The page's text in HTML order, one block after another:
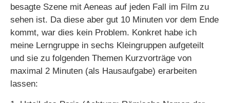
besagte Szene mit Aeneas auf jeden Fall im Film zu
sehen ist. Da diese aber gut 10 Minuten vor dem Ende
kommt, war dies kein Problem. Konkret habe ich
meine Lerngruppe in sechs Kleingruppen aufgeteilt
und sie zu folgenden Themen Kurzvorträge von
maximal 2 Minuten (als Hausaufgabe) erarbeiten
lassen: